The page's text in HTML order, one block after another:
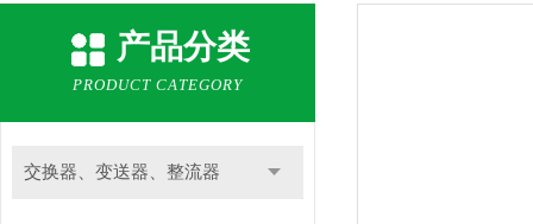
产品分类
PRODUCT CATEGORY
交换器、变送器、整流器